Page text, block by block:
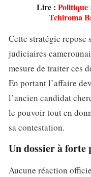
Lire : Politique
Tchiroma
Cette stratégie
judiciaires
mesure de traiter ces
En portant l’affaire
l’ancien candidat
le pouvoir tout en
sa contestation.
Un dossier à
Aucune réaction